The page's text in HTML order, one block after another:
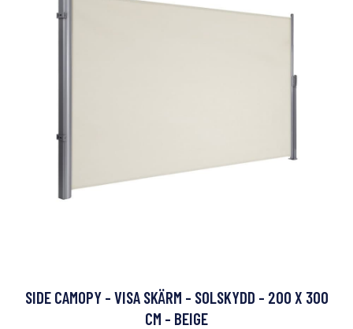
SIDE CAMOPY - VISA SKÄRM - SOLSKYDD - 200 X 300
CM - BEIGE